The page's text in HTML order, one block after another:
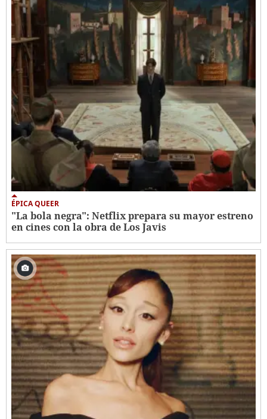
ÉPICA QUEER
"La bola negra": Netflix prepara su mayor estreno
en cines con la obra de Los Javis